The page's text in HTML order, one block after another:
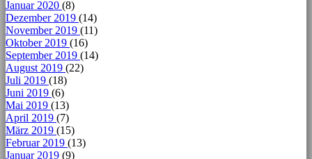
Januar 2020 (8)
Dezember 2019 (14)
November 2019 (11)
Oktober 2019 (16)
September 2019 (14)
August 2019 (22)
Juli 2019 (18)
Juni 2019 (6)
Mai 2019 (13)
April 2019 (7)
März 2019 (15)
Februar 2019 (13)
Januar 2019 (9)